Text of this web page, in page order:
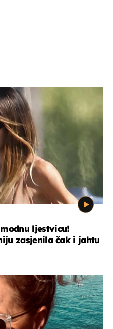
ljestvicu!
zasjenila čak i jahtu